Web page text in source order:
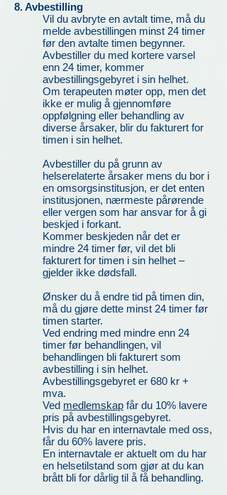
8. Avbestilling
Vil du avbryte en avtalt time, må du
melde avbestillingen minst 24 timer
før den avtalte timen begynner.
Avbestiller du med kortere varsel
enn 24 timer, kommer
avbestillingsgebyret i sin helhet.
Om terapeuten møter opp, men det
ikke er mulig å gjennomføre
oppfølgning eller behandling av
diverse årsaker, blir du fakturert for
timen i sin helhet.
Avbestiller du på grunn av
helserelaterte årsaker mens du bor i
en omsorgsinstitusjon, er det enten
institusjonen, nærmeste pårørende
eller vergen som har ansvar for å gi
beskjed i forkant.
Kommer beskjeden når det er
mindre 24 timer før, vil det bli
fakturert for timen i sin helhet –
gjelder ikke dødsfall.
Ønsker du å endre tid på timen din,
må du gjøre dette minst 24 timer før
timen starter.
Ved endring med mindre enn 24
timer før behandlingen, vil
behandlingen bli fakturert som
avbestilling i sin helhet.
Avbestillingsgebyret er 680 kr +
mva.
Ved medlemskap får du 10% lavere
pris på avbestillingsgebyret.
Hvis du har en internavtale med oss,
får du 60% lavere pris.
En internavtale er aktuelt om du har
en helsetilstand som gjør at du kan
brått bli for dårlig til å få behandling.